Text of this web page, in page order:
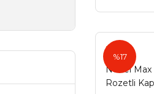
%17
Nobel
Nobel Max
Rozetli